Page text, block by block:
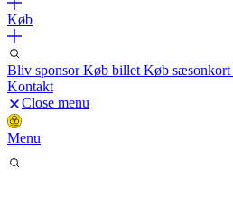
Køb
Bliv sponsorKøb billet Køb sæsonkort
Kontakt
Close menu
Menu